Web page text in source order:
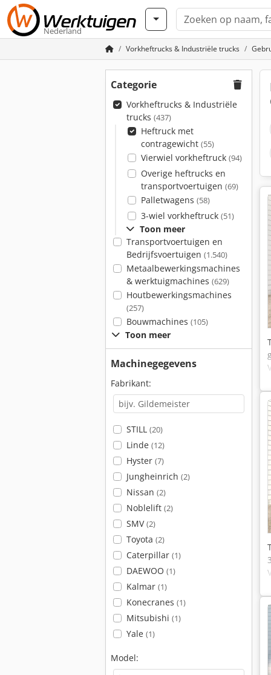
Nederland
Vorkheftrucks & Industriële trucks
Categorie
Vorkheftrucks & Industriële
trucks (437)
Heftruck met
contragewicht (55)
Vierwiel vorkheftruck (94)
Overige heftrucks en
transportvoertuigen (69)
Palletwagens (58)
3-wiel vorkheftruck (51)
Toon meer
Transportvoertuigen en
Bedrijfsvoertuigen (1.540)
Metaalbewerkingsmachines
& werktuigmachines (629)
Houtbewerkingsmachines
(257)
Bouwmachines (105)
Toon meer
Machinegegevens
Fabrikant:
STILL (20)
Linde (12)
Hyster (7)
Jungheinrich (2)
Nissan (2)
Noblelift (2)
SMV(2)
Toyota (2)
Caterpillar (1)
DAEWOO (1)
Kalmar (1)
Konecranes (1)
Mitsubishi (1)
Yale (1)
Model: